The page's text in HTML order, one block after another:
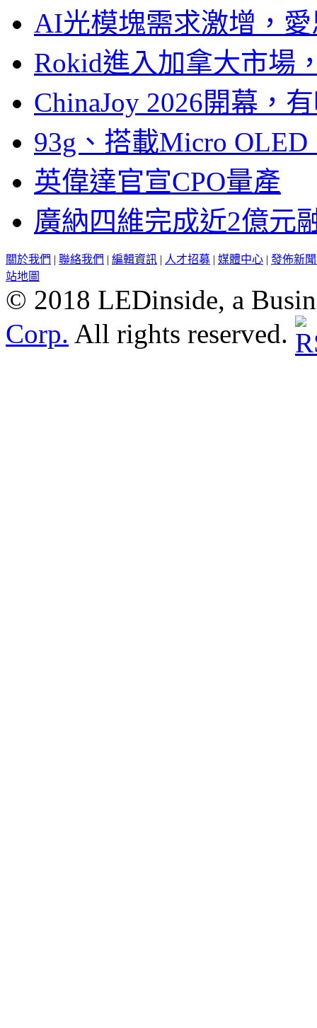
AI光模塊需求激增，
Rokid進入加拿大市場
ChinaJoy 2026開幕，
93g、搭載Micro
英偉達官宣CPO量產
廣納四維完成近2億元
關於我們 | 聯絡我們 | 編輯資訊 | 人才招募 | 媒體中心 | 發佈新
站地圖
© 2018 LEDinside, a
Corp. All rights reserved.